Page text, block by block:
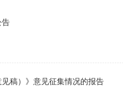
告
稿）》意见征集情况的报告